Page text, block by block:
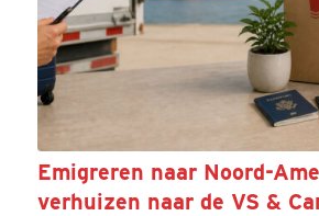
Emigreren naar Noord-
verhuizen naar de VS &